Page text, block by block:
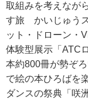
取組みを考えなが
す旅 かいじゅう
ット・ドローン・
体験型展示「ATC
本約800冊が勢ぞ
で絵の本ひろばを
ダンスの祭典「咲